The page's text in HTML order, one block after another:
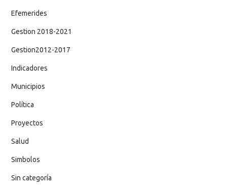
Efemerides
Gestion 2018-2021
Gestion2012-2017
Indicadores
Municipios
Política
Proyectos
Salud
Simbolos
Sin categoría